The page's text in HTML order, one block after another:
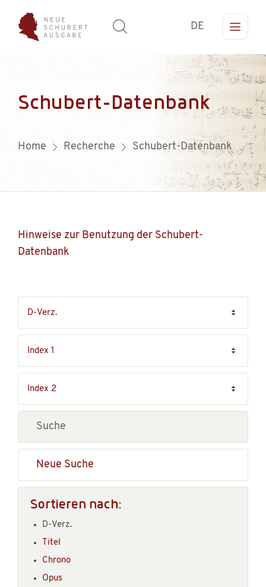
DE
Schubert-Datenbank
Home Recherche Schubert-Datenbank
Hinweise zur Benutzung der Schubert-
Datenbank
Neue Suche
Sortieren nach:
D-Verz.
Titel
Chrono
Opus